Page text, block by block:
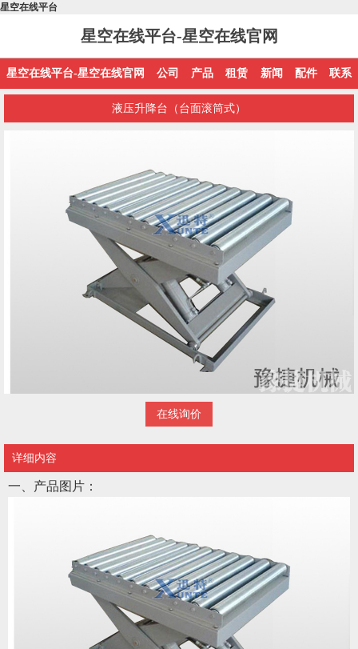
星空在线平台
星空在线平台-星空在线官网
星空在线平台-星空在线官网 公司 产品 租赁 新闻 配件 联系
液压升降台（台面滚筒式）
在线询价
详细内容
一、产品图片：